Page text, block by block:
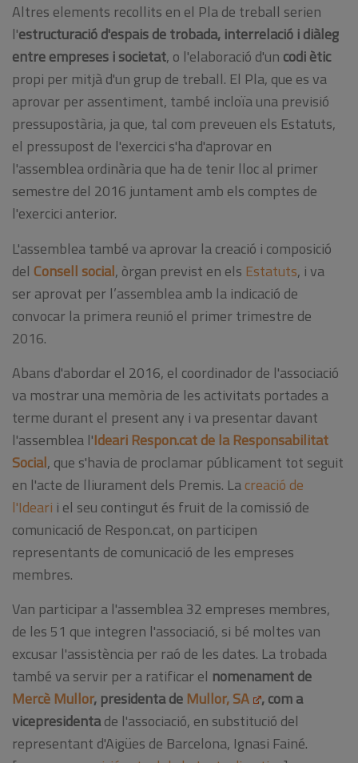
Altres elements recollits en el Pla de treball serien
l'estructuració d'espais de trobada, interrelació i diàleg
entre empreses i societat, o l'elaboració d'un codi ètic
propi per mitjà d'un grup de treball. El Pla, que es va
aprovar per assentiment, també incloïa una previsió
pressupostària, ja que, tal com preveuen els Estatuts,
el pressupost de l'exercici s'ha d'aprovar en
l'assemblea ordinària que ha de tenir lloc al primer
semestre del 2016 juntament amb els comptes de
l'exercici anterior.
L'assemblea també va aprovar la creació i composició
del Consell social, òrgan previst en els Estatuts, i va
ser aprovat per l’assemblea amb la indicació de
convocar la primera reunió el primer trimestre de
2016.
Abans d'abordar el 2016, el coordinador de l'associació
va mostrar una memòria de les activitats portades a
terme durant el present any i va presentar davant
l'assemblea l'Ideari Respon.cat de la Responsabilitat
Social, que s'havia de proclamar públicament tot seguit
en l'acte de lliurament dels Premis. Lacreació de
l'Ideari i el seu contingut és fruit de la comissió de
comunicació de Respon.cat, on participen
representants de comunicació de les empreses
membres.
Van participar a l'assemblea 32 empreses membres,
de les 51 que integren l'associació, si bé moltes van
excusar l'assistència per raó de les dates. La trobada
també va servir per a ratificar el nomenament de
Mercè Mullor, presidenta deMullor, SA , com a
vicepresidentade l'associació, en substitució del
representant d'Aigües de Barcelona, Ignasi Fainé.